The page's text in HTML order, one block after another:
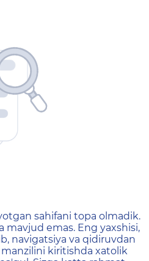
не
sahifani topa olmadik.
mavjud emas. Eng yaxshisi,
navigatsiya va qidiruvdan
kiritishda xatolik